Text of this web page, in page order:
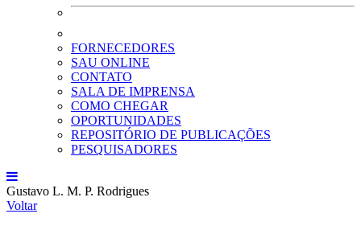
FORNECEDORES
SAU ONLINE
CONTATO
SALA DE IMPRENSA
COMO CHEGAR
OPORTUNIDADES
REPOSITÓRIO DE PUBLICAÇÕES
PESQUISADORES
Gustavo L. M. P. Rodrigues
Voltar